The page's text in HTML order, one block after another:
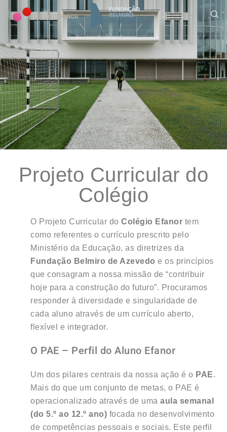
Projeto Curricular do
Colégio
O Projeto Curricular do Colégio Efanor tem
como referentes o currículo prescrito pelo
Ministério da Educação, as diretrizes da
Fundação Belmiro de Azevedo e os princípios
que consagram a nossa missão de “contribuir
hoje para a construção do futuro”. Procuramos
responder à diversidade e singularidade de
cada aluno através de um currículo aberto,
flexível e integrador.
O PAE – Perfil do Aluno Efanor
Um dos pilares centrais da nossa ação é o PAE.
Mais do que um conjunto de metas, o PAE é
operacionalizado através de uma aula semanal
(do 5.º ao 12.º ano) focada no desenvolvimento
de competências pessoais e sociais. Este perfil